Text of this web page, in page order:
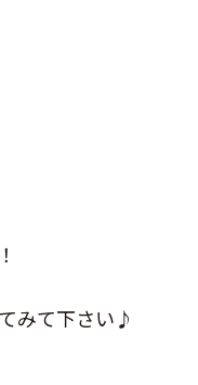
みて下さい♪